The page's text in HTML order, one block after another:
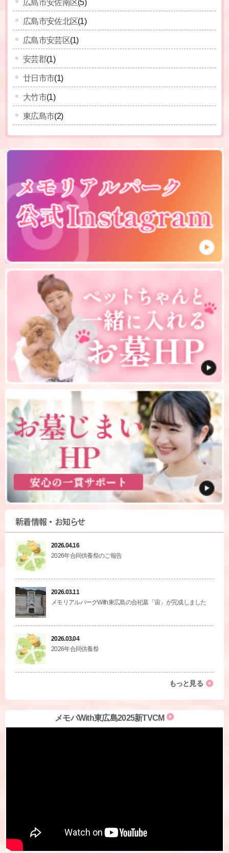
広島市安佐南区(5)
広島市安佐北区(1)
広島市安芸区(1)
安芸郡(1)
廿日市市(1)
大竹市(1)
東広島市(2)
新着情報・お知らせ
2026.04.16
2026年合同供養祭のご報告
2026.03.11
メモリアルパークWith東広島の合祀墓「宙」が完成しました
2026.03.04
2026年合同供養祭
もっと見る
メモパWith東広島2025新TVCM